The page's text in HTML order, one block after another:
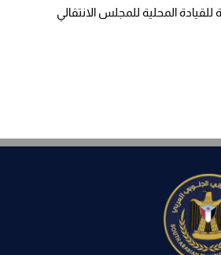
للقيادة المحلية للمجلس الانتقالي